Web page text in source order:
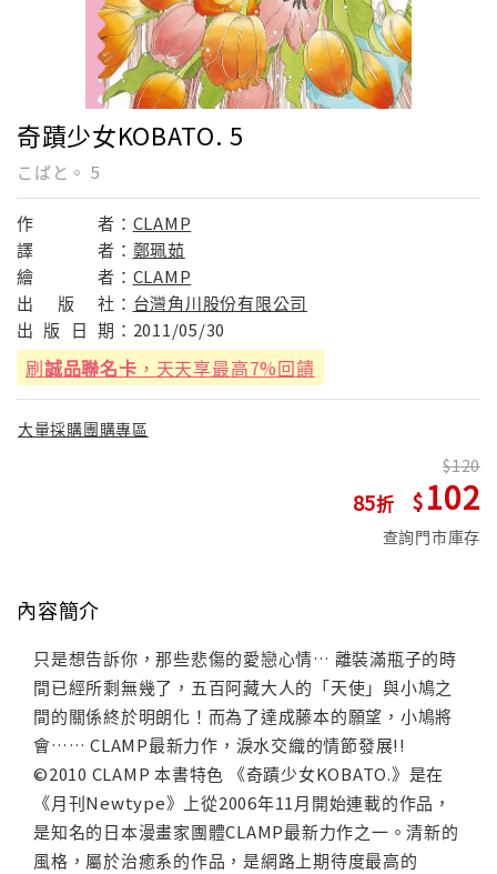
奇蹟少女KOBATO. 5
こばと。 5
作 者： CLAMP
譯
者： 鄭珮茹
繪
者： CLAMP
出
版 社： 台灣角川股份有限公司
出 版 日 期： 2011/05/30
刷誠品聯名卡 ，天天享最高7%回饋
大量採購團購專區
85
120
102
查詢門市庫存
內容簡介
只是想告訴你，那些悲傷的愛戀心情… 離裝滿瓶子的時
間已經所剩無幾了，五百阿藏大人的「天使」與小鳩之
間的關係終於明朗化！而為了達成藤本的願望，小鳩將
會…… CLAMP最新力作，淚水交織的情節發展!!
©2010 CLAMP 本書特色 《奇蹟少女KOBATO.》是在
《月刊Newtype》上從2006年11月開始連載的作品，
是知名的日本漫畫家團體CLAMP最新力作之一。清新的
風格，屬於治癒系的作品，是網路上期待度最高的